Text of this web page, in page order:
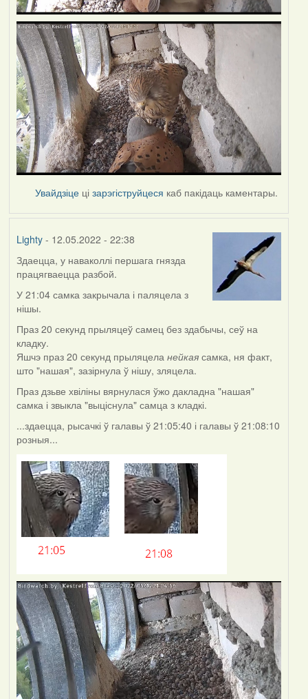
Увайдзіце цізарэгіструйцеся каб пакідаць каментары.
Lighty- 12.05.2022 - 22:38
Здаецца, у наваколлі першага гнязда
працягваецца разбой.
У 21:04 самка закрычала і паляцела з
нішы.
Праз 20 секунд прыляцеў самец без здабычы, сеў на
кладку.
Яшчэ праз 20 секунд прыляцела нейкаясамка, ня факт,
што "нашая", зазірнула ў нішу, зляцела.
Праз дзьве хвіліны вярнулася ўжо дакладна "нашая"
самка і звыкла "выціснула" самца з кладкі.
...здаецца, рысачкі ў галавы ў 21:05:40 і галавы ў 21:08:10
розныя...